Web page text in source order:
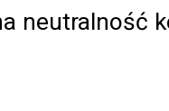
neutralność